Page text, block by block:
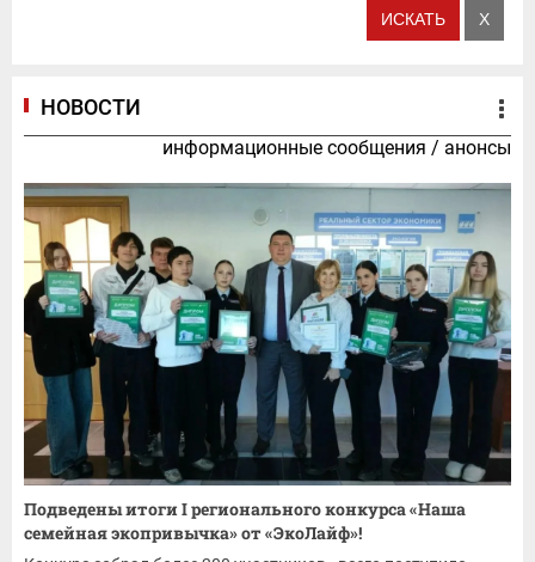
НОВОСТИ
информационные сообщения / анонсы
Подведены итоги I регионального конкурса «Наша
семейная экопривычка» от «ЭкоЛайф»!